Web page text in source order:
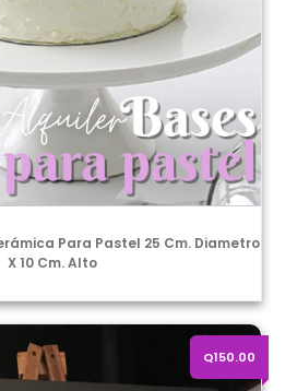
Para Pastel 25 Cm. Diametro
X 10 Cm. Alto
Q150.00